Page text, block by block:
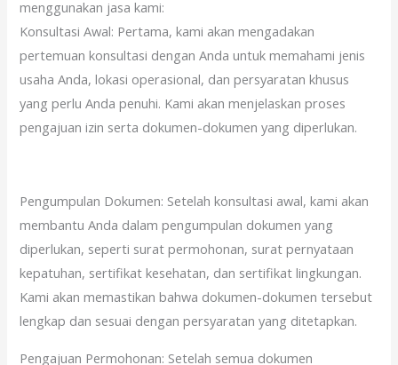
menggunakan jasa kami:
Konsultasi Awal: Pertama, kami akan mengadakan
pertemuan konsultasi dengan Anda untuk memahami jenis
usaha Anda, lokasi operasional, dan persyaratan khusus
yang perlu Anda penuhi. Kami akan menjelaskan proses
pengajuan izin serta dokumen-dokumen yang diperlukan.
Pengumpulan Dokumen: Setelah konsultasi awal, kami akan
membantu Anda dalam pengumpulan dokumen yang
diperlukan, seperti surat permohonan, surat pernyataan
kepatuhan, sertifikat kesehatan, dan sertifikat lingkungan.
Kami akan memastikan bahwa dokumen-dokumen tersebut
lengkap dan sesuai dengan persyaratan yang ditetapkan.
Pengajuan Permohonan: Setelah semua dokumen